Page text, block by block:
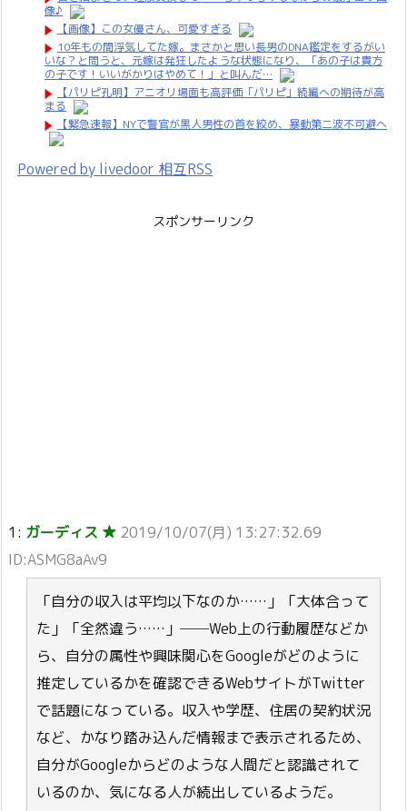
像♪
【画像】この女優さん、可愛すぎる
10年もの間浮気してた嫁。まさかと思い長男のDNA鑑定をするがい
いな？と問うと、元嫁は発狂したような状態になり、「あの子は貴方
の子です！いいがかりはやめて！」と叫んだ…
【パリピ孔明】アニオリ場面も高評価「パリピ」続編への期待が高
まる
【緊急速報】NYで警官が黒人男性の首を絞め、暴動第二波不可避へ
Powered by livedoor 相互RSS
スポンサーリンク
1: ガーディス ★ 2019/10/07(月) 13:27:32.69
ID:ASMG8aAv9
「自分の収入は平均以下なのか……」「大体合って
た」「全然違う……」──Web上の行動履歴などか
ら、自分の属性や興味関心をGoogleがどのように
推定しているかを確認できるWebサイトがTwitter
で話題になっている。収入や学歴、住居の契約状況
など、かなり踏み込んだ情報まで表示されるため、
自分がGoogleからどのような人間だと認識されて
いるのか、気になる人が続出しているようだ。